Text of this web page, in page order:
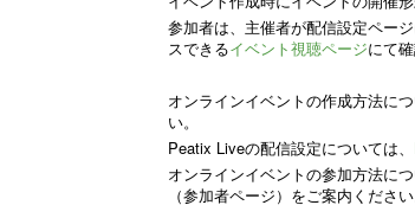
参加者は、主催者が配信設定ペー
スできるイベント視聴ページにて
オンラインイベントの作成方法につ
い。
Peatix Liveの配信設定については、
オンラインイベントの参加方法に
（参加者ページ）をご案内ください